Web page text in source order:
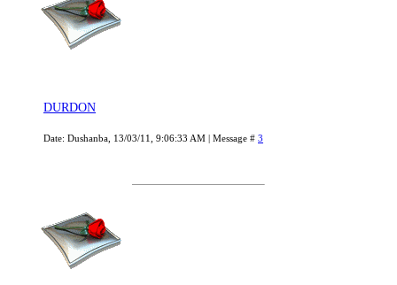
DURDON
Date: Dushanba, 13/03/11, 9:06:33 AM | Message # 3